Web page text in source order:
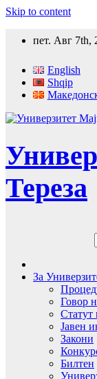
Skip to content
пет. Авг 7th,
English
Shqip
Тереза
За
Говор
Статут
Јавен
Закони
Билтен